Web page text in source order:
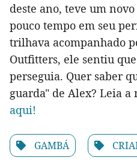
deste ano, teve um
pouco tempo em seu
trilhava acompanhado
Outfitters, ele sentiu
perseguia. Quer saber
guarda" de Alex? Leia
aqui!
GAMBÁ